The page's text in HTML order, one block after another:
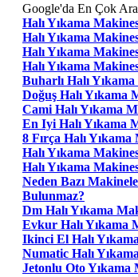
Google'da En Çok
Halı Yıkama
Halı Yıkama
Halı Yıkama
Halı Yıkama
Buharlı Halı
Doğuş Halı Yıkama
Cami Halı Yıkama
En Iyi Halı Yıkama
8 Fırça Halı
Halı Yıkama
Halı Yıkama
Neden Bazı
Bulunmaz?
Dm Halı Yıkama
Evkur Halı Yıkama
Ikinci El Halı
Numatic Halı
Jetonlu Oto Yıkama